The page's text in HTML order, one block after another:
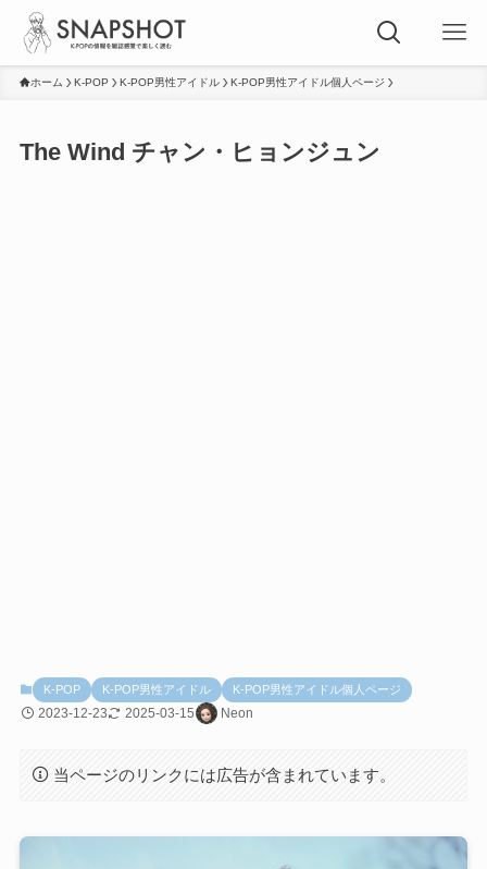
ホーム K-POP K-POP男性アイドル K-POP男性アイドル個人ページ
The Wind チャン・ヒョンジュン
K-POP K-POP男性アイドル K-POP男性アイドル個人ページ
2023-12-23 2025-03-15 Neon
当ページのリンクには広告が含まれています。